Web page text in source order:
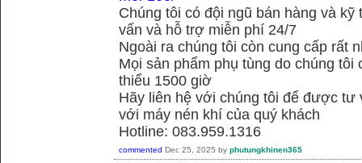
Chúng tôi có đội ngũ bán hàng và
vấn và hỗ trợ miễn phí 24/7
Ngoài ra chúng tôi còn cung cấp rất
Mọi sản phẩm phụ tùng do chúng
thiểu 1500 giờ
Hãy liên hệ với chúng tôi để được tư
với máy nén khí của quý khách
Hotline: 083.959.1316
commented Dec 25, 2025 by phutungkhinen365